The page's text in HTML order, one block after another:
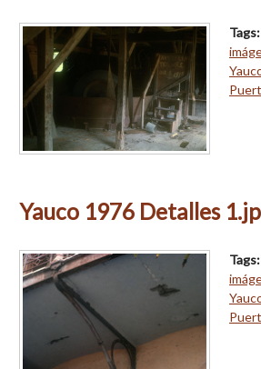
Tags:
Yauco 1976 Detalles
Tags: